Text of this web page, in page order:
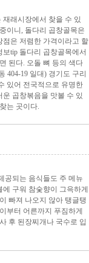
래시장에서 찾을 수 있
이니, 돌다리 곱창골목은
점은 저렴한 가격이라고 할
tip 돌다리 곱창골목에서
된다. 오돌 뼈 등의 색다
404-19 일대) 경기도 구리
있어 전국적으로 유명한
곱창볶음을 맛볼 수 있
는 곳이다.
공되는 음식들도 주 메뉴
구워 참숯향이 그윽하게
빠져 나오지 않아 탱글탱
부터 어른까지 푸짐하게
후 된장찌개나 국수로 입